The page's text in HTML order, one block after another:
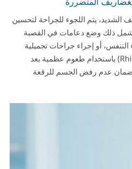
الشديد، يتم اللجوء للجراحة لتحسين
ذلك وضع دعامات في القصبة
التنفس، أو إجراء جراحات تجميلية
لترميم الأنف (Rhinoplasty) باستخدام طعوم عظمية بعد
عدم رفض الجسم للرقعة